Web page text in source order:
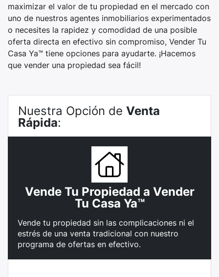
maximizar el valor de tu propiedad en el mercado con
uno de nuestros agentes inmobiliarios experimentados
o necesites la rapidez y comodidad de una posible
oferta directa en efectivo sin compromiso, Vender Tu
Casa Ya™ tiene opciones para ayudarte. ¡Hacemos
que vender una propiedad sea fácil!
Nuestra Opción de Venta
Rápida:
Vende Tu Propiedad a Vender
Tu Casa Ya™
Vende tu propiedad sin las complicaciones ni el
estrés de una venta tradicional con nuestro
programa de ofertas en efectivo.